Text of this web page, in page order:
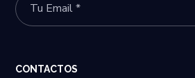
CONTACTOS